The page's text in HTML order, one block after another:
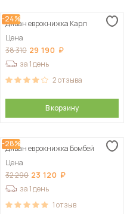
-24%
Диван еврокнижка Карл
Цена
38 310 29 190
за 1 день
2отзыва
В корзину
-28%
Диван еврокнижка Бомбей
Цена
32 290 23 120
за 1 день
1отзыв